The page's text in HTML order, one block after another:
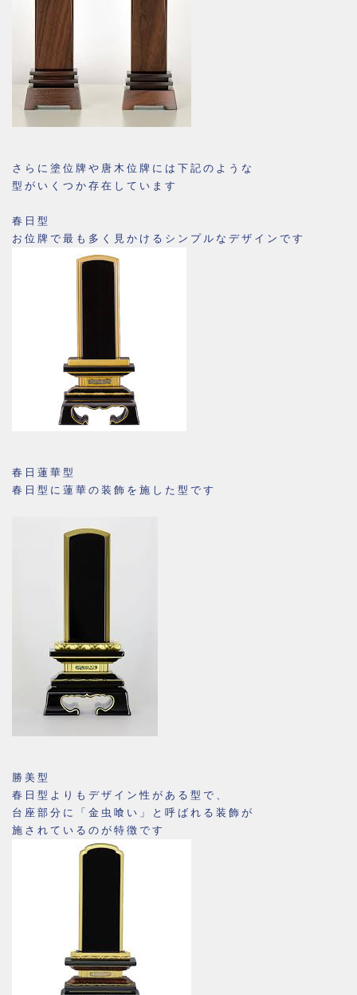
さらに塗位牌や唐木位牌には下記のような
型がいくつか存在しています
春日型
お位牌で最も多く見かけるシンプルなデザインです
春日蓮華型
春日型に蓮華の装飾を施した型です
勝美型
春日型よりもデザイン性がある型で、
台座部分に「金虫喰い」と呼ばれる装飾が
施されているのが特徴です